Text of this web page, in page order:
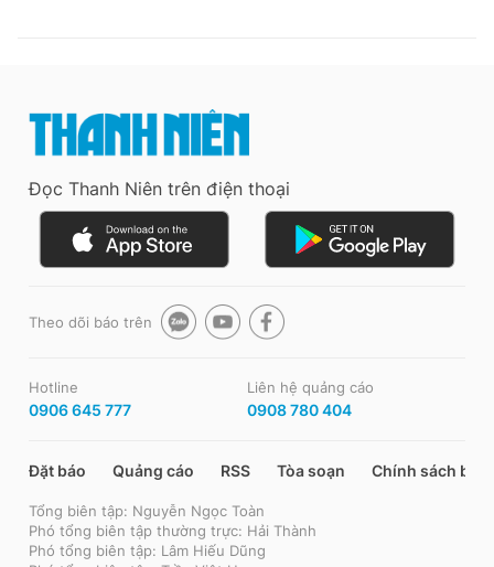
Đọc Thanh Niên trên điện thoại
Theo dõi báo trên
Hotline
0906 645 777
Liên hệ quảng cáo
0908 780 404
Đặt báo Quảng cáo RSS Tòa soạn Chính sách bảo
Tổng biên tập: Nguyễn Ngọc Toàn
Phó tổng biên tập thường trực: Hải Thành
Phó tổng biên tập: Lâm Hiếu Dũng